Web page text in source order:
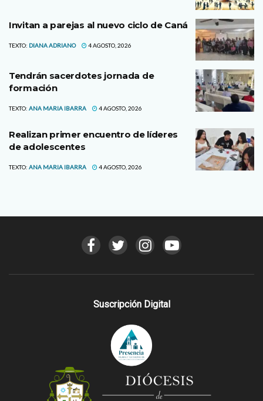
Invitan a parejas al nuevo ciclo de Caná
TEXTO: DIANA ADRIANO 4 AGOSTO, 2026
Tendrán sacerdotes jornada de
formación
TEXTO: ANA MARIA IBARRA 4 AGOSTO, 2026
Realizan primer encuentro de líderes
de adolescentes
TEXTO: ANA MARIA IBARRA 4 AGOSTO, 2026
Suscripción Digital